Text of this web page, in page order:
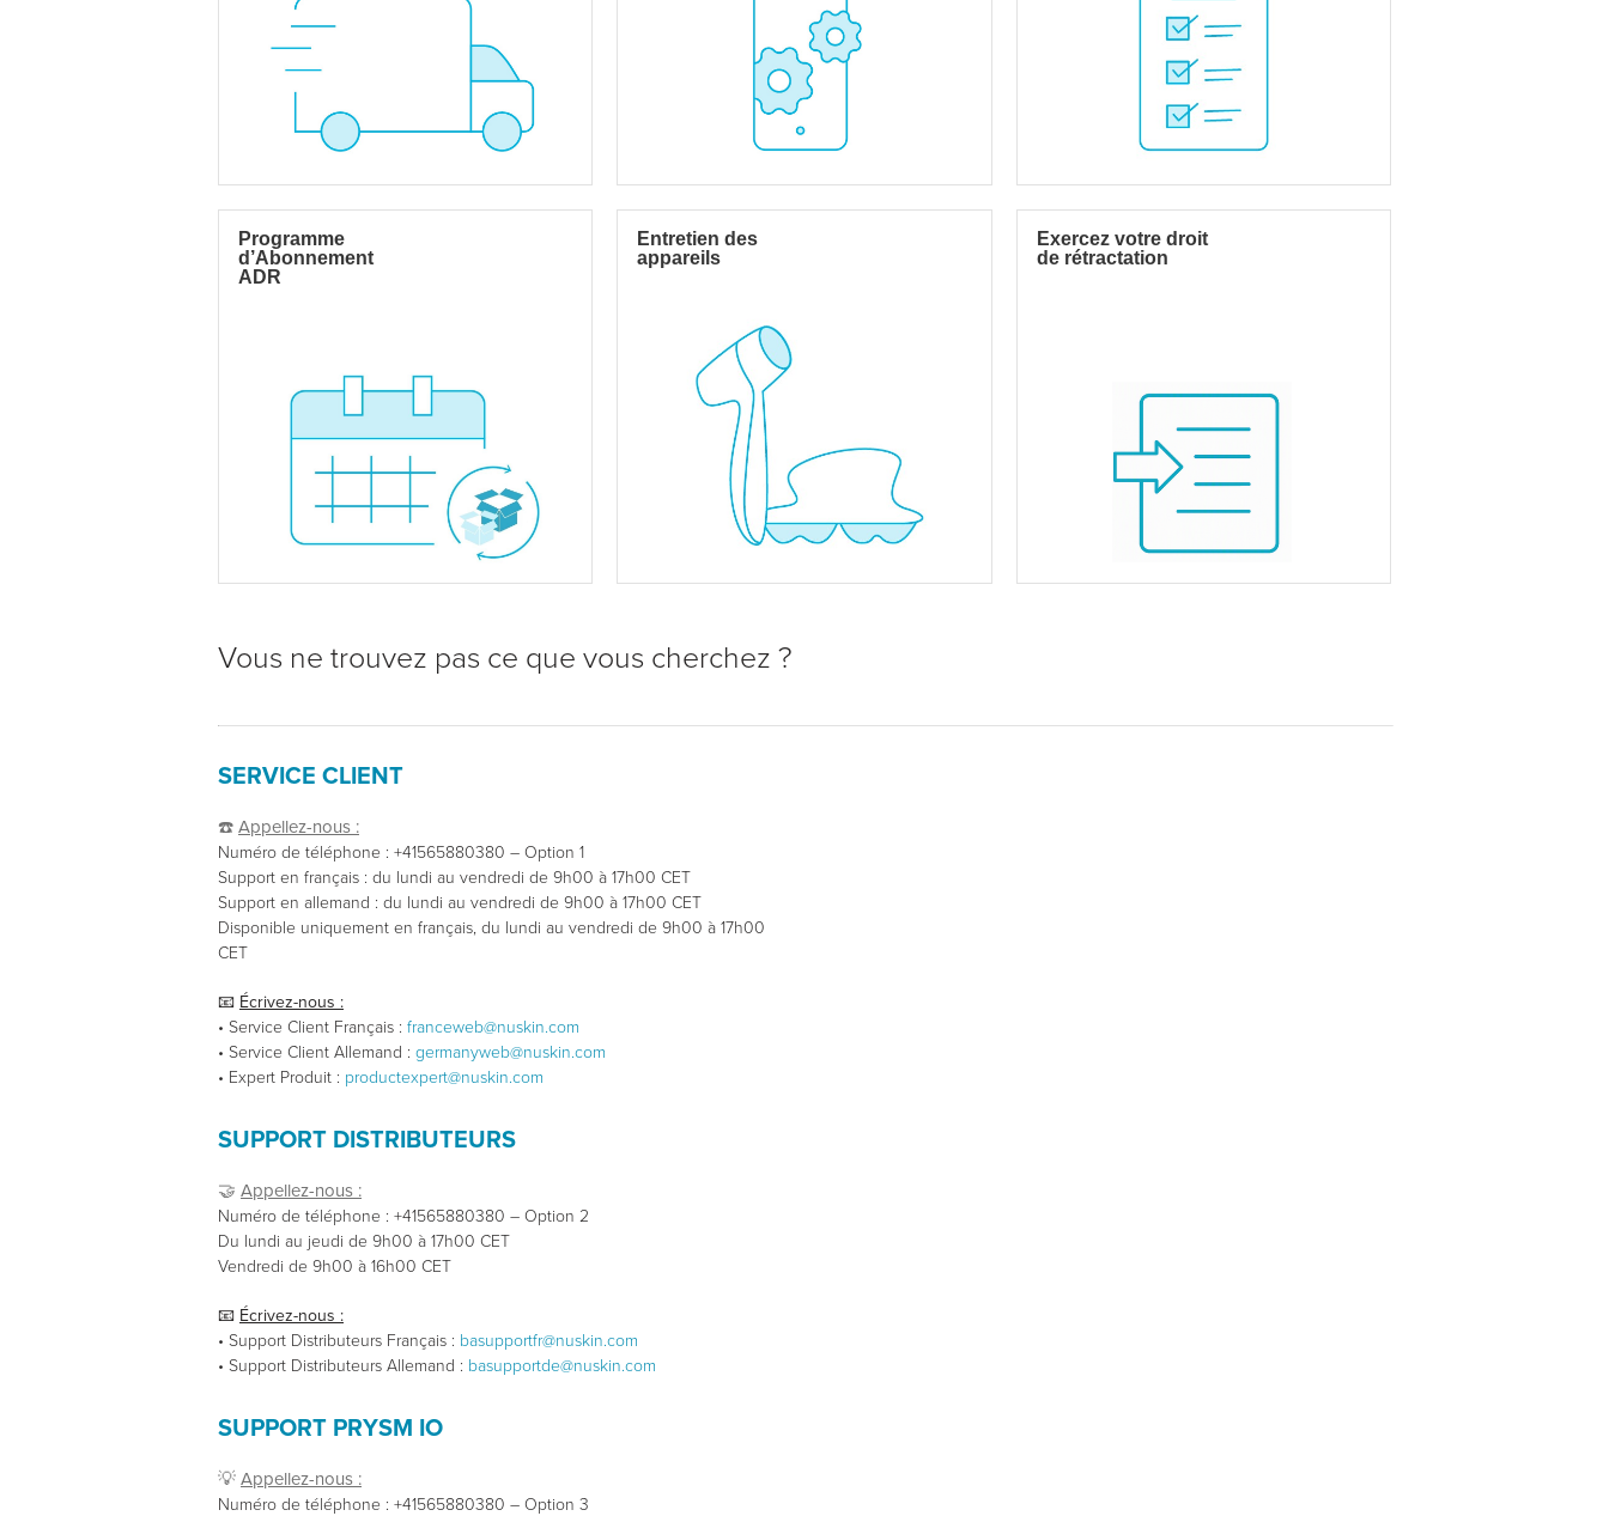
Programme
d’Abonnement
ADR
Entretien des
appareils
Exercez votre droit
de rétractation
Vous ne trouvez pas ce que vous cherchez ?
SERVICE CLIENT
☎️ Appellez-nous :
Numéro de téléphone : +41565880380 – Option 1
Support en français : du lundi au vendredi de 9h00 à 17h00 CET
Support en allemand : du lundi au vendredi de 9h00 à 17h00 CET
Disponible uniquement en français, du lundi au vendredi de 9h00 à 17h00
CET
📧 Écrivez-nous :
• Service Client Français : franceweb@nuskin.com
• Service Client Allemand : germanyweb@nuskin.com
• Expert Produit : productexpert@nuskin.com
SUPPORT DISTRIBUTEURS
🤝 Appellez-nous :
Numéro de téléphone : +41565880380 – Option 2
Du lundi au jeudi de 9h00 à 17h00 CET
Vendredi de 9h00 à 16h00 CET
📧 Écrivez-nous :
• Support Distributeurs Français : basupportfr@nuskin.com
• Support Distributeurs Allemand : basupportde@nuskin.com
SUPPORT PRYSM IO
💡 Appellez-nous :
Numéro de téléphone : +41565880380 – Option 3